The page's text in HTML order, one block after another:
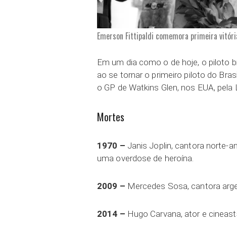
Emerson Fittipaldi comemora primeira
Em um dia como o de hoje, o piloto
ao se tornar o primeiro piloto do
o GP de Watkins Glen, nos EUA,
Mortes
1970 – Janis Joplin, cantora norte-
uma overdose de heroína.
2009 – Mercedes Sosa, cantora
2014 – Hugo Carvana, ator e